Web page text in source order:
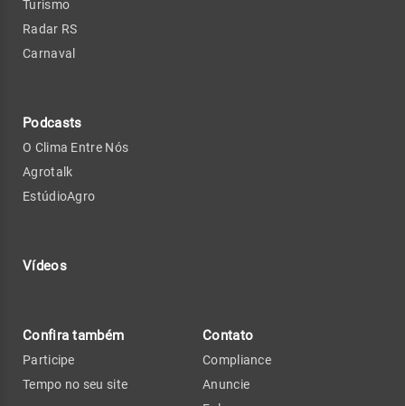
Turismo
Radar RS
Carnaval
Podcasts
O Clima Entre Nós
Agrotalk
EstúdioAgro
Vídeos
Confira também
Participe
Tempo no seu site
Contato
Compliance
Anuncie